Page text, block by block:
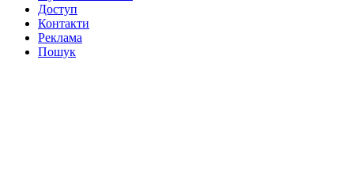
Доступ
Контакти
Реклама
Пошук